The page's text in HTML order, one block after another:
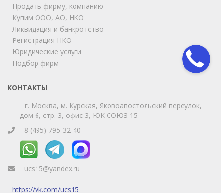
Продать фирму, компанию
Купим ООО, АО, НКО
Ликвидация и банкротство
Регистрация НКО
Юридические услуги
Подбор фирм
КОНТАКТЫ
г. Москва, м. Курская, Яковоапостольский переулок,
дом 6, стр. 3, офис 3, ЮК СОЮЗ 15
8 (495) 795-32-40
ucs15@yandex.ru
https://vk.com/ucs15
Мы на связи!
Позвоните нам или свяжитесь с нами через любой
удобный мессенджер!
Telegram